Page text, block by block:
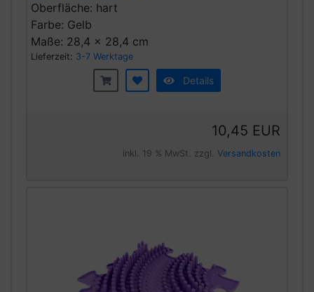
Oberfläche: hart
Farbe: Gelb
Maße: 28,4 x 28,4 cm
Lieferzeit: 3-7 Werktage
Details
10,45 EUR
inkl. 19 % MwSt. zzgl. Versandkosten